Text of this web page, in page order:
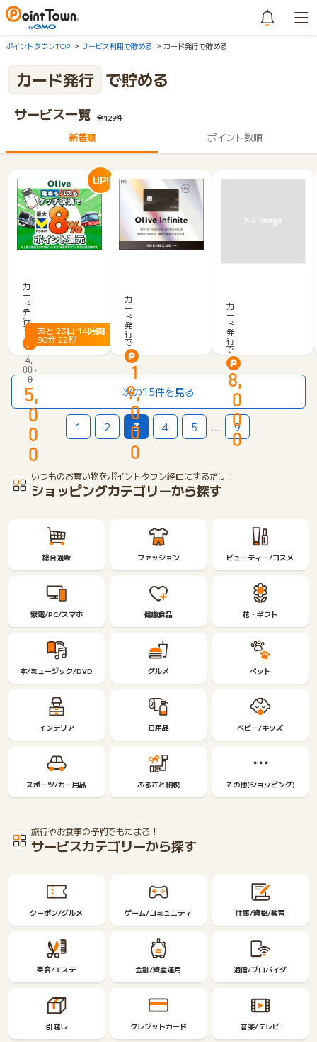
ポイントタウンTOP サービス利用で貯める カード発行で貯める
カード発行 で貯める
サービス一覧 全129件
新着順 ポイント数順
計
最
大
5
2,
4
0
0
円
相
当
【S
M
B
C】
O
ブ
一
般
カ
ー
ド
発
行
で
4,
00
0
5,
0
0
0
あと 23日 14時間
50分 22秒
UP!
B
C】
O
l
i
v
e
フ
レ
キ
シ
ブ
ル
ペ
イ
V
t
カ
ー
ド
発
行
で
1
9,
0
0
0
フ
カ
ー
ド
（学
生
専
用）
カ
ー
ド
発
行
で
8,
0
0
0
次の15件を見る
1 2 3 4 5 … 9
いつものお買い物をポイントタウン経由にするだけ！
ショッピングカテゴリーから探す
総合通販 ファッション ビューティー/コスメ
家電/PC/スマホ 健康食品 花・ギフト
本/ミュージック/DVD グルメ ペット
インテリア 日用品 ベビー/キッズ
スポーツ/カー用品 ふるさと納税 その他(ショッピング)
旅行やお食事の予約でもたまる！
サービスカテゴリーから探す
クーポン/グルメ ゲーム/コミュニティ 仕事/資格/教育
美容/エステ 金融/資産運用 通信/プロバイダ
引越し クレジットカード 音楽/テレビ